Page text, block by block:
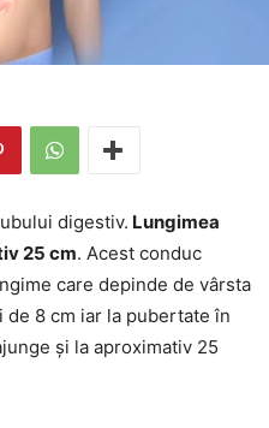
digestiv. Lungimea
25 cm. Acest conduc
care depinde de vârsta
8 cm iar la pubertate în
și la aproximativ 25